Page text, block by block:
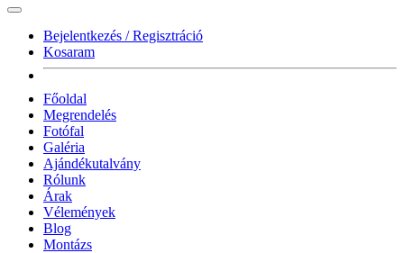
Bejelentkezés / Regisztráció
Kosaram
Főoldal
Megrendelés
Fotófal
Galéria
Ajándékutalvány
Rólunk
Árak
Vélemények
Blog
Montázs